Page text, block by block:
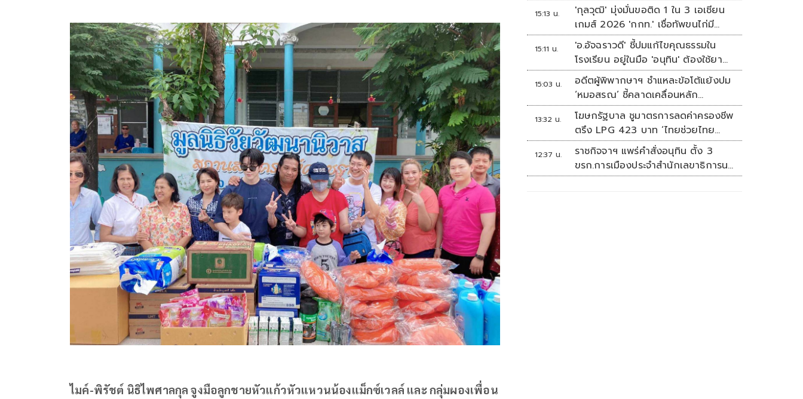
ไมค์-พิรัชต์ นิธิไพศาลกุล จูงมือลูกชายหัวแก้วหัวแหวนน้องแม็กซ์เวลล์ และ กลุ่มผองเพื่อน
15:13 น.
'กุลวุฒิ' มุ่งมั่นขอติด 1 ใน 3 เอเชียน
เกมส์ 2026 'กกท.' เชื่อทัพขนไก่มี
เหรียญแน่
15:11 น.
'อ.อัจฉราวดี' ชี้ปมแก้ไขคุณธรรมใน
โรงเรียน อยู่ในมือ 'อนุทิน' ต้องใช้ยา
แรงกับ ก.ศึกษา เรื่องปืนแค่ปลายเหตุ
15:03 น.
อดีตผู้พิพากษาฯ ชำแหละข้อโต้แย้งปม
‘หมอสรณ’ ชี้คลาดเคลื่อนหลัก
กฎหมาย
13:32 น.
โฆษกรัฐบาล ชูมาตรการลดค่าครองชีพ
ตรึง LPG 423 บาท ‘ไทยช่วยไทย
พลัส’ ดันเงินหมุนแสนล้าน
12:37 น.
ราชกิจจาฯ แพร่คำสั่งอนุทิน ตั้ง 3
ขรก.การเมืองประจำสำนักเลขาธิการนา
ยกฯ